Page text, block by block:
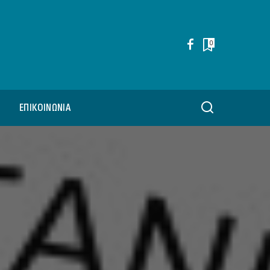
0
ΕΠΙΚΟΙΝΩΝΊΑ